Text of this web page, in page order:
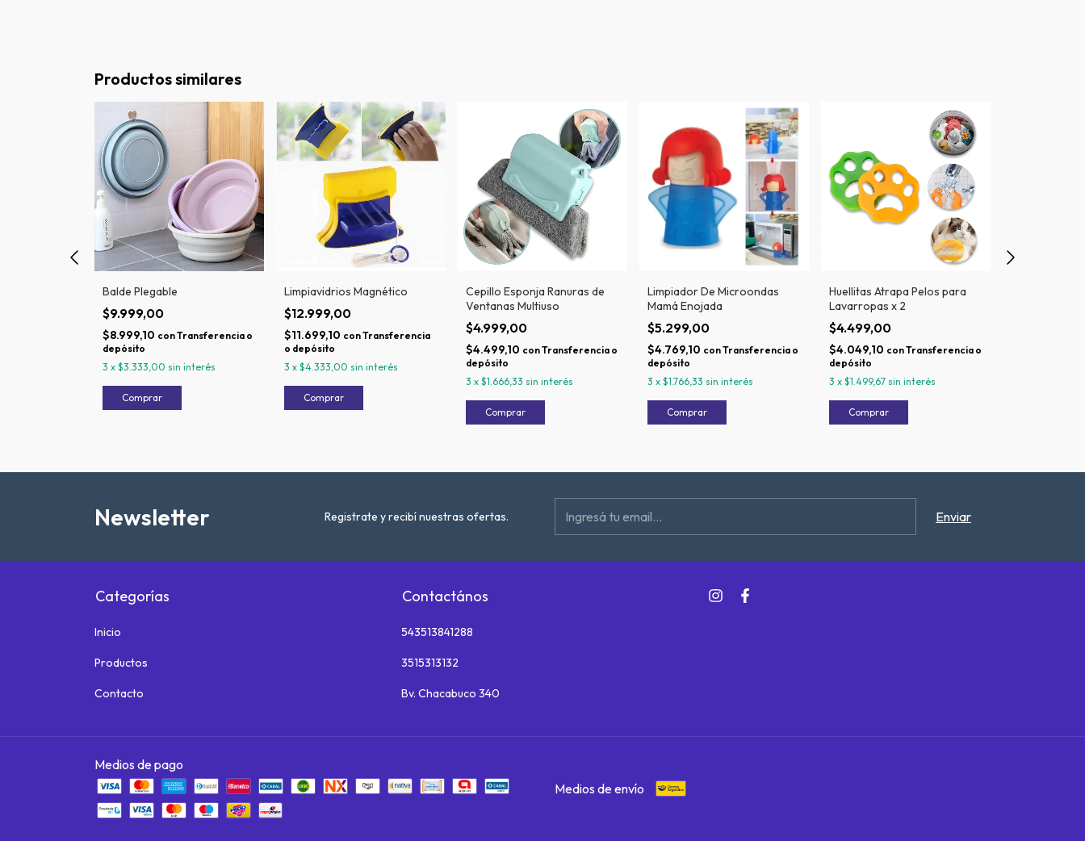
Productos similares
Balde Plegable
$9.999,00
$8.999,10 conTransferencia o
depósito
3 x $3.333,00 sin interés
Limpiavidrios Magnético
$12.999,00
$11.699,10 conTransferencia
o depósito
3 x $4.333,00 sin interés
Cepillo Esponja Ranuras de
Ventanas Multiuso
$4.999,00
$4.499,10 conTransferencia o
depósito
3 x $1.666,33 sin interés
Limpiador De Microondas
Mamá Enojada
$5.299,00
$4.769,10 conTransferencia o
depósito
3 x $1.766,33 sin interés
Huellitas Atrapa Pelos para
Lavarropas x 2
$4.499,00
$4.049,10 conTransferencia o
depósito
3 x $1.499,67 sin interés
Newsletter Registrate y recibí nuestras ofertas.
Categorías
Inicio
Productos
Contacto
Contactános
543513841288
3515313132
Bv. Chacabuco 340
Medios de pago
Medios de envío